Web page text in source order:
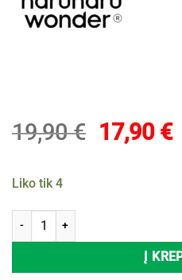
19,90€ Original
17,90 €
Liko tik 4
produkto kiekis: Veido serumas
Į